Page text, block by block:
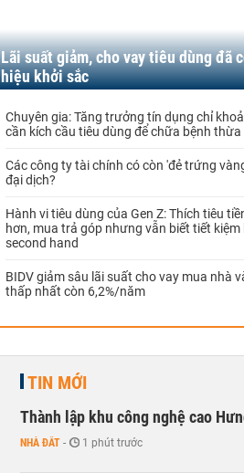
Lãi suất giảm, cho vay tiêu dùng đã
hiệu khởi sắc
Chuyên gia: Tăng trưởng tín dụng chỉ
cần kích cầu tiêu dùng để chữa bệnh thừa
Các công ty tài chính có còn 'đẻ trứng
đại dịch?
Hành vi tiêu dùng của Gen Z: Thích tiêu
hơn, mua trả góp nhưng vẫn biết tiết kiệm
second hand
BIDV giảm sâu lãi suất cho vay mua nhà
thấp nhất còn 6,2%/năm
TIN MỚI
Thành lập khu công nghệ cao
NHÀ ĐẤT - 1 phút trước